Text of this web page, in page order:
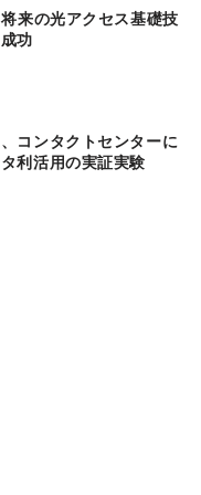
来の光アクセス基礎技
功
コンタクトセンターに
利活用の実証実験